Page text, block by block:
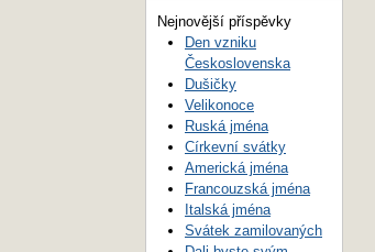
Nejnovější příspěvky
Den vzniku
Československa
Dušičky
Velikonoce
Ruská jména
Církevní svátky
Americká jména
Francouzská jména
Italská jména
Svátek zamilovaných